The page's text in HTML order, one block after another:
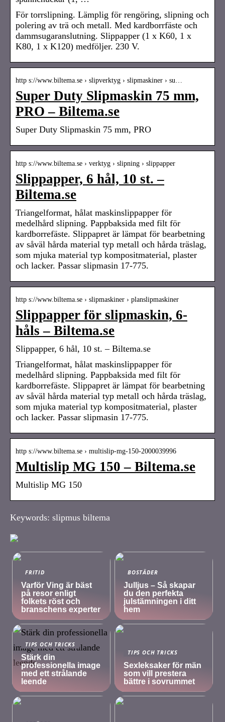
För torrslipning. Lämplig för rengöring, slipning och
polering av trä och metall. Med kardborrfäste och
dammsugaranslutning. Slippapper (1 x K60, 1 x
K80, 1 x K120) medföljer. 230 V.
http s://www.biltema.se › slipverktyg › slipmaskiner › su…
Super Duty Slipmaskin 75 mm,
PRO – Biltema.se
Super Duty Slipmaskin 75 mm, PRO
http s://www.biltema.se › verktyg › slipning › slippapper
Slippapper, 6 hål, 10 st. –
Biltema.se
Triangelformat, hålat maskinslippapper för
medelhård slipning. Pappbaksida med filt för
kardborrefäste. Slippapret är lämpat för bearbetning
av såväl hårda material typ metall och hårda träslag,
som mjuka material typ kompositmaterial, plaster
och lacker. Passar slipmasin 17-775.
http s://www.biltema.se › slipmaskiner › planslipmaskiner
Slippapper för slipmaskin, 6-
håls – Biltema.se
Slippapper, 6 hål, 10 st. – Biltema.se
Triangelformat, hålat maskinslippapper för
medelhård slipning. Pappbaksida med filt för
kardborrefäste. Slippapret är lämpat för bearbetning
av såväl hårda material typ metall och hårda träslag,
som mjuka material typ kompositmaterial, plaster
och lacker. Passar slipmasin 17-775.
http s://www.biltema.se › multislip-mg-150-2000039996
Multislip MG 150 – Biltema.se
Multislip MG 150
Keywords: slipmus biltema
FRITID
Varför Ving är bäst
på resor enligt
folkets röst och
branschens experter
BOSTÄDER
Julljus – Så skapar
du den perfekta
julstämningen i ditt
hem
TIPS OCH TRICKS
Stärk din
professionella image
med ett strålande
leende
TIPS OCH TRICKS
Sexleksaker för män
som vill prestera
bättre i sovrummet